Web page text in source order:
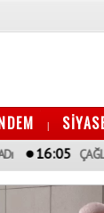
|
IFADE